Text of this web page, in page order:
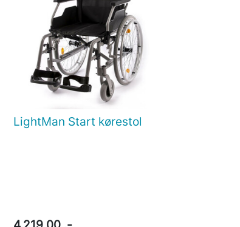
 Vis her
LightMan Start kørestol